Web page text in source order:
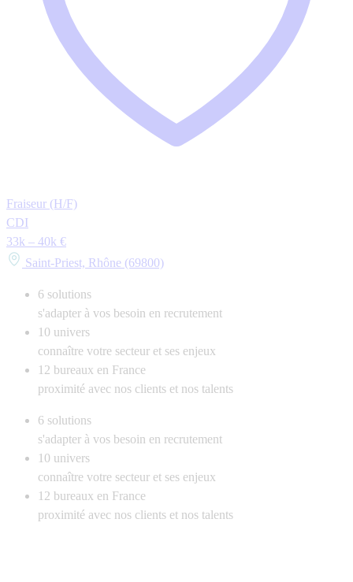
Fraiseur (H/F)
CDI
33k – 40k €
Saint-Priest, Rhône (69800)
6 solutions
s'adapter à vos besoin en recrutement
10 univers
connaître votre secteur et ses enjeux
12 bureaux en France
proximité avec nos clients et nos talents
6 solutions
s'adapter à vos besoin en recrutement
10 univers
connaître votre secteur et ses enjeux
12 bureaux en France
proximité avec nos clients et nos talents